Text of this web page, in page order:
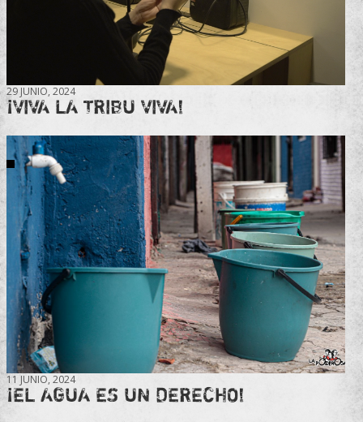
29 JUNIO, 2024
¡VIVA LA TRIBU VIVA!
11 JUNIO, 2024
¡EL AGUA ES UN DERECHO!